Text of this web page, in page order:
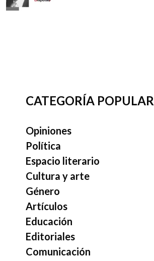
CATEGORÍA POPULAR
Opiniones
Política
Espacio literario
Cultura y arte
Género
Artículos
Educación
Editoriales
Comunicación